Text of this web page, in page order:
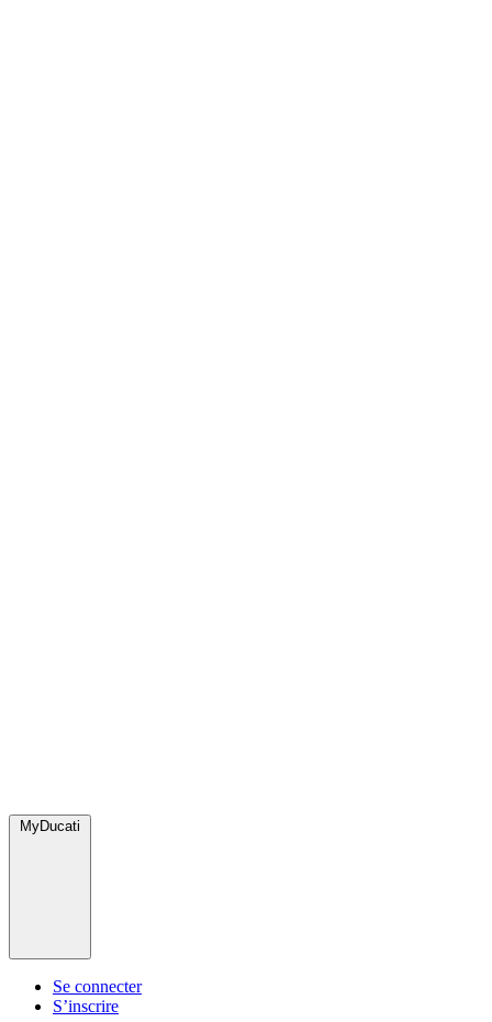
MyDucati
Se connecter
S’inscrire